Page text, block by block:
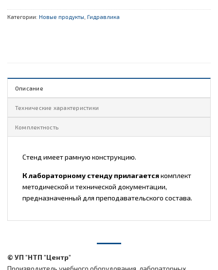
Категории: Новые продукты Гидравлика
Описание
Технические характеристики
Комплектность
Стенд имеет рамную конструкцию.
К лабораторному стенду прилагаетсякомплект
методической и технической документации,
предназначенный для преподавательского состава.
© УП "НТП "Центр"
Производитель учебного оборудования, лабораторных